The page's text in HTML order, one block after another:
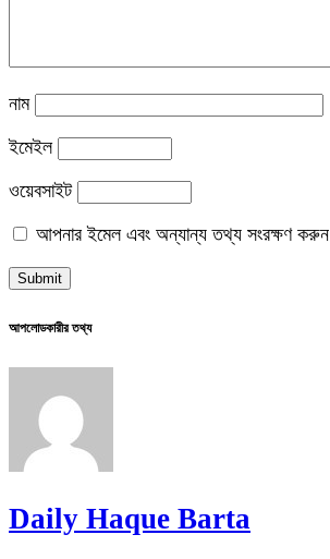
নাম
ইমেইল
ওয়েবসাইট
আপনার ইমেল এবং অন্যান্য তথ্য সংরক্ষণ করুন
আপলোডকারীর তথ্য
Daily Haque Barta